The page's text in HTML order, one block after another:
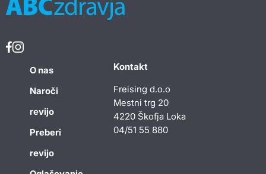
O nas
Naroči
revijo
Preberi
revijo
Kontakt
Freising d.o.o
Mestni trg 20
4220 Škofja Loka
04/51 55 880